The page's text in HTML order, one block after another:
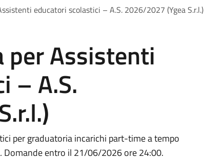
educatori scolastici – A.S. 2026/2027 (Ygea S.r.l.)
per Assistenti
– A.S.
per graduatoria incarichi part-time a tempo
Domande entro il 21/06/2026 ore 24:00.